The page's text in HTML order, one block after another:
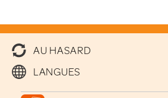
AU HASARD
LANGUES